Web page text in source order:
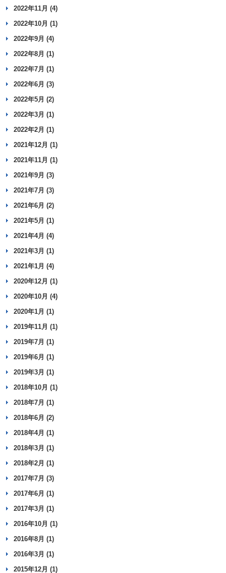
2022年11月 (4)
2022年10月 (1)
2022年9月 (4)
2022年8月 (1)
2022年7月 (1)
2022年6月 (3)
2022年5月 (2)
2022年3月 (1)
2022年2月 (1)
2021年12月 (1)
2021年11月 (1)
2021年9月 (3)
2021年7月 (3)
2021年6月 (2)
2021年5月 (1)
2021年4月 (4)
2021年3月 (1)
2021年1月 (4)
2020年12月 (1)
2020年10月 (4)
2020年1月 (1)
2019年11月 (1)
2019年7月 (1)
2019年6月 (1)
2019年3月 (1)
2018年10月 (1)
2018年7月 (1)
2018年6月 (2)
2018年4月 (1)
2018年3月 (1)
2018年2月 (1)
2017年7月 (3)
2017年6月 (1)
2017年3月 (1)
2016年10月 (1)
2016年8月 (1)
2016年3月 (1)
2015年12月 (1)